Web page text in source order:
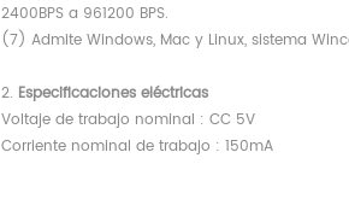
2400BPS a 961200 BPS.
(7) Admite Windows, Mac y Linux, sistema
2. Especificaciones eléctricas
Voltaje de trabajo nominal : CC 5V
Corriente nominal de trabajo : 150mA